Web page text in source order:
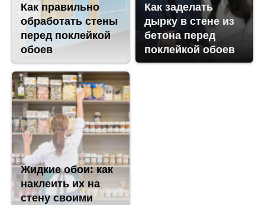
Как правильно
обработать стены
перед поклейкой
обоев
Как заделать
дырку в стене из
бетона перед
поклейкой обоев
Жидкие обои: как
наклеить их на
стену своими